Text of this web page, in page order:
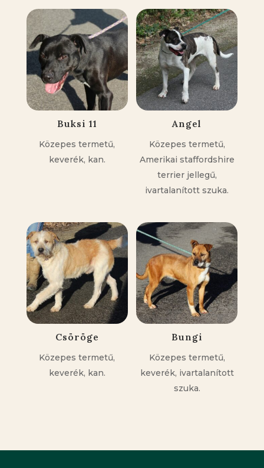
Buksi 11
Közepes termetű,
keverék, kan.
Angel
Közepes termetű,
Amerikai staffordshire
terrier jellegű,
ivartalanított szuka.
Csöröge
Közepes termetű,
keverék, kan.
Bungi
Közepes termetű,
keverék, ivartalanított
szuka.